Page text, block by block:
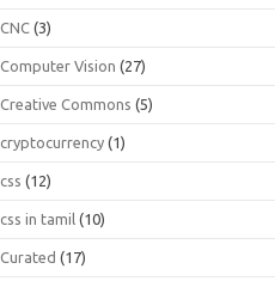
CNC (3)
Computer Vision (27)
Creative Commons (5)
cryptocurrency (1)
css (12)
css in tamil (10)
Curated (17)